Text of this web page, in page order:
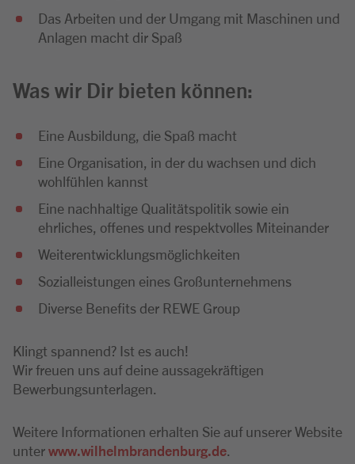
Das Arbeiten und der Umgang mit Maschinen und
Anlagen macht dir Spaß
Was wir Dir bieten können:
Eine Ausbildung, die Spaß macht
Eine Organisation, in der du wachsen und dich
wohlfühlen kannst
Eine nachhaltige Qualitätspolitik sowie ein
ehrliches, offenes und respektvolles Miteinander
Weiterentwicklungsmöglichkeiten
Sozialleistungen eines Großunternehmens
Diverse Benefits der REWE Group
Klingt spannend? Ist es auch!
Wir freuen uns auf deine aussagekräftigen
Bewerbungsunterlagen.
Weitere Informationen erhalten Sie auf unserer Website
unterwww.wilhelmbrandenburg.de